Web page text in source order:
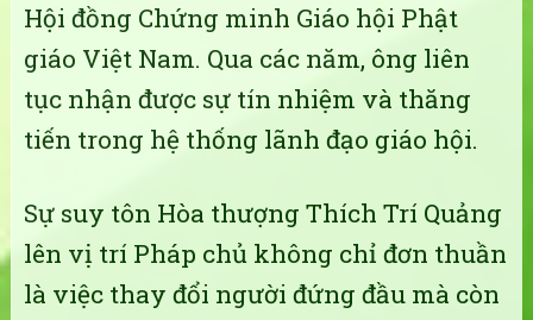
Hội đồng Chứng minh Giáo hội Phật
giáo Việt Nam. Qua các năm, ông liên
tục nhận được sự tín nhiệm và thăng
tiến trong hệ thống lãnh đạo giáo hội.
Sự suy tôn Hòa thượng Thích Trí Quảng
lên vị trí Pháp chủ không chỉ đơn thuần
là việc thay đổi người đứng đầu mà còn